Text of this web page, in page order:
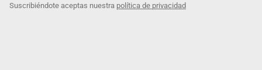
Suscribiéndote aceptas nuestra política de privacidad